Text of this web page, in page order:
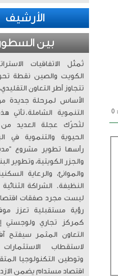
الأرشيف
بين
تُمثّل الاتفاقيات
الكويت والصين نقطة
تتجاوز أطر التعاون
الأساس لمرحلة جديدة
التنموية الشاملة. ​تأتي
لتُحرّك عجلة العديد من
الحيوية والتنموية في
رأسها تطوير مشروع
والجزر الكويتية، وتطوير
والموانئ، والرعاية
النظيفة. الشراكة
ليست مجرد صفقات
رؤية مستقبلية تعزز
كمركز تجاري ولوجستي
التعاون المثمر سيفتح
لاستقطاب الاستثمارات
وتوطين التكنولوجيا
اقتصاد مستدام يضمن